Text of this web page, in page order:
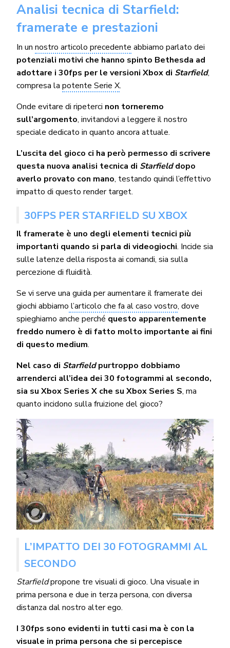
Analisi tecnica di Starfield:
framerate e prestazioni
In un nostro articolo precedente abbiamo parlato dei
potenziali motivi che hanno spinto Bethesda ad
adottare i 30fps per le versioni Xbox di Starfield,
compresa la potente Serie X.
Onde evitare di ripeterci non torneremo
sull’argomento, invitandovi a leggere il nostro
speciale dedicato in quanto ancora attuale.
L’uscita del gioco ci ha però permesso di scrivere
questa nuova analisi tecnica di Starfielddopo
averlo provato con mano, testando quindi l’effettivo
impatto di questo render target.
30FPS PER STARFIELD SU XBOX
Il framerate è uno degli elementi tecnici più
importanti quando si parla di videogiochi. Incide sia
sulle latenze della risposta ai comandi, sia sulla
percezione di fluidità.
Se vi serve una guida per aumentare il framerate dei
giochi abbiamo l’articolo che fa al caso vostro, dove
spieghiamo anche perché questo apparentemente
freddo numero è di fatto molto importante ai fini
di questo medium.
Nel caso di Starfieldpurtroppo dobbiamo
arrenderci all’idea dei 30 fotogrammi al secondo,
sia su Xbox Series X che su Xbox Series S, ma
quanto incidono sulla fruizione del gioco?
L’IMPATTO DEI 30 FOTOGRAMMI AL
SECONDO
Starfieldpropone tre visuali di gioco. Una visuale in
prima persona e due in terza persona, con diversa
distanza dal nostro alter ego.
I 30fps sono evidenti in tutti casi ma è con la
visuale in prima persona che si percepisce